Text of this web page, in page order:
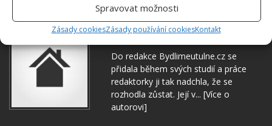
Spravovat možnosti
Zásady cookiesZásady používání cookiesKontakt
Hana Musilová
Do redakce Bydlimeutulne.cz se
přidala během svých studií a práce
redaktorky ji tak nadchla, že se
rozhodla zůstat. Její v... [Více o
autorovi]